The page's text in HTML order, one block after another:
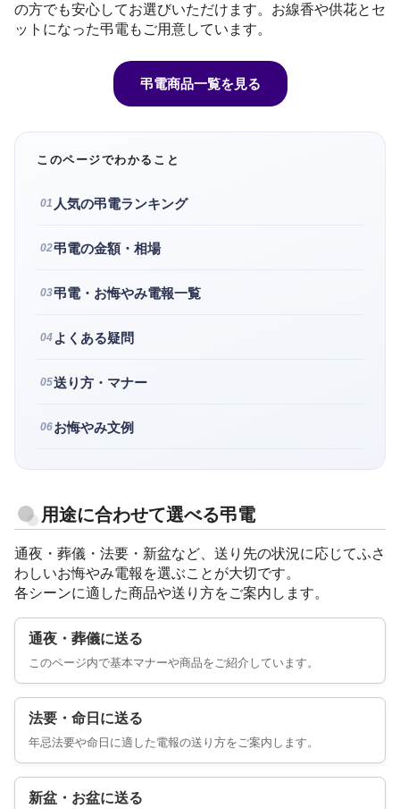
の方でも安心してお選びいただけます。お線香や供花とセ
ットになった弔電もご用意しています。
弔電商品一覧を見る
このページでわかること
01 人気の弔電ランキング
02弔電の金額・相場
03弔電・お悔やみ電報一覧
04 よくある疑問
05送り方・マナー
06お悔やみ文例
用途に合わせて選べる弔電
通夜・葬儀・法要・新盆など、送り先の状況に応じてふさ
わしいお悔やみ電報を選ぶことが大切です。
各シーンに適した商品や送り方をご案内します。
通夜・葬儀に送る
このページ内で基本マナーや商品をご紹介しています。
法要・命日に送る
年忌法要や命日に適した電報の送り方をご案内します。
新盆・お盆に送る